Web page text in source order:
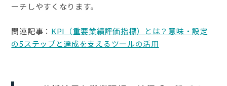
ーチしやすくなります。
関連記事： KPI（重要業績評価指標）とは？意味・設定
の5ステップと達成を支えるツールの活用